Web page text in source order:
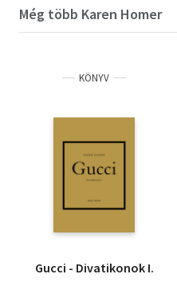
Még több Karen Homer
KÖNYV
Gucci - Divatikonok I.